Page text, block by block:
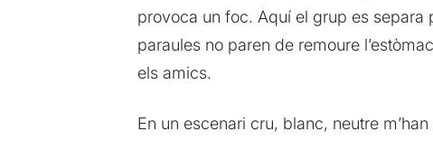
provoca un foc. Aquí el grup es separa
paraules no paren de remoure
els amics.
En un escenari cru, blanc, neutre